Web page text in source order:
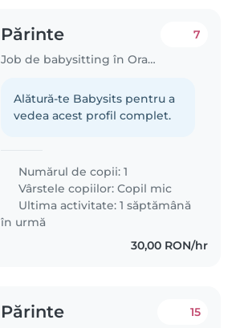
Părinte
Job de babysitting în Oradea
7
Alătură-te Babysits pentru a
vedea acest profil complet.
Numărul de copii: 1
Vârstele copiilor:Copil mic
Ultima activitate: 1 săptămână
în urmă
30,00 RON/hr
Părinte 15